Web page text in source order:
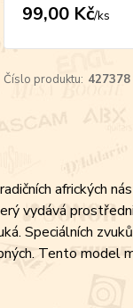
99,00 Kč/ks
Číslo produktu: 427378
afrických
vydává
Speciálních
Tento model